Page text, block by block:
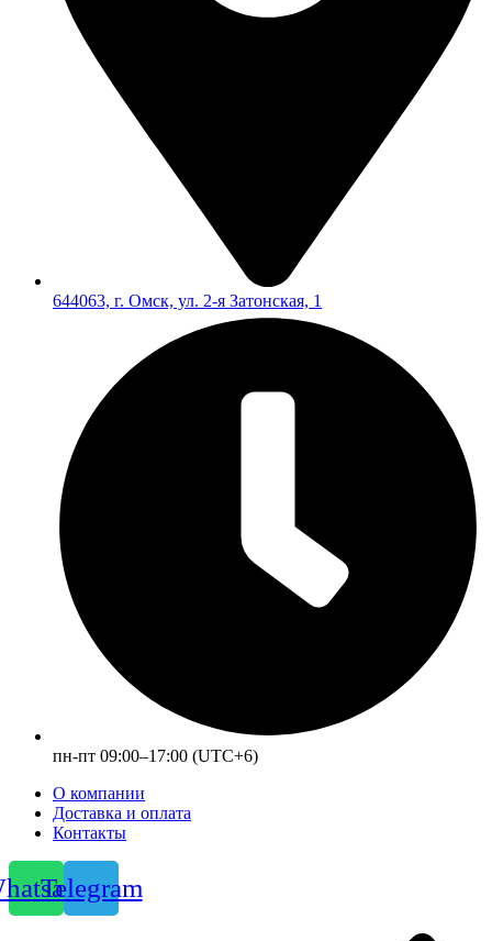
644063, г. Омск, ул. 2-я Затонская, 1
пн-пт 09:00–17:00 (UTC+6)
О компании
Доставка и оплата
Контакты
Telegram